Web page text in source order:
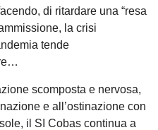
di ritardare una “resa
la crisi
tende
scomposta e nervosa,
e all’ostinazione con
il SI Cobas continua a